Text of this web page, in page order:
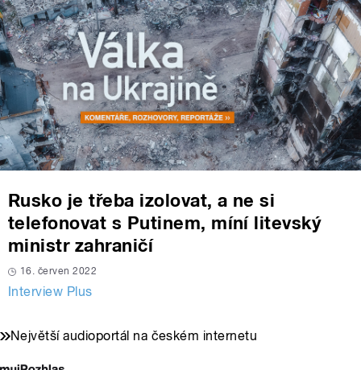
Rusko je třeba izolovat, a ne si
telefonovat s Putinem, míní litevský
ministr zahraničí
16. červen 2022
Interview Plus
Největší audioportál na českém internetu